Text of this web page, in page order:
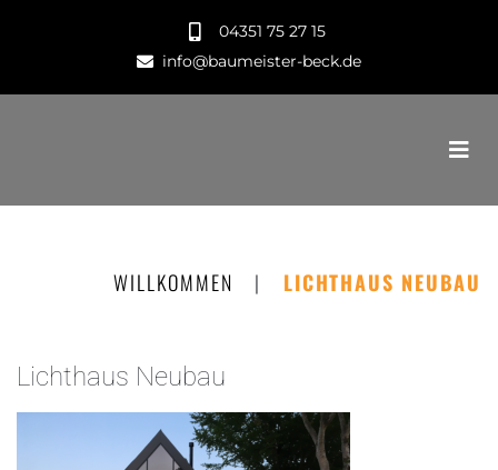
04351 75 27 15
info@baumeister-beck.de
WILLKOMMEN | LICHTHAUS NEUBAU
Lichthaus Neubau